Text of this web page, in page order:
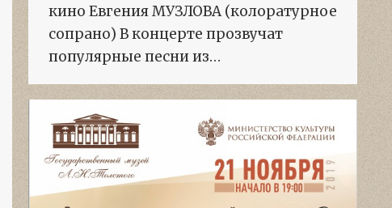
кино Евгения МУЗЛОВА (колоратурное
сопрано) В концерте прозвучат
популярные песни из…